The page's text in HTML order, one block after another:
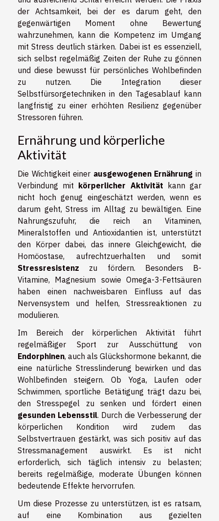
der Achtsamkeit, bei der es darum geht, den
gegenwärtigen Moment ohne Bewertung
wahrzunehmen, kann die Kompetenz im Umgang
mit Stress deutlich stärken. Dabei ist es essenziell,
sich selbst regelmäßig Zeiten der Ruhe zu gönnen
und diese bewusst für persönliches Wohlbefinden
zu nutzen. Die Integration dieser
Selbstfürsorgetechniken in den Tagesablauf kann
langfristig zu einer erhöhten Resilienz gegenüber
Stressoren führen.
Ernährung und körperliche
Aktivität
Die Wichtigkeit einer ausgewogenen Ernährung in
Verbindung mit körperlicher Aktivität kann gar
nicht hoch genug eingeschätzt werden, wenn es
darum geht, Stress im Alltag zu bewältigen. Eine
Nahrungszufuhr, die reich an Vitaminen,
Mineralstoffen und Antioxidantien ist, unterstützt
den Körper dabei, das innere Gleichgewicht, die
Homöostase, aufrechtzuerhalten und somit
Stressresistenz zu fördern. Besonders B-
Vitamine, Magnesium sowie Omega-3-Fettsäuren
haben einen nachweisbaren Einfluss auf das
Nervensystem und helfen, Stressreaktionen zu
modulieren.
Im Bereich der körperlichen Aktivität führt
regelmäßiger Sport zur Ausschüttung von
Endorphinen, auch als Glückshormone bekannt, die
eine natürliche Stresslinderung bewirken und das
Wohlbefinden steigern. Ob Yoga, Laufen oder
Schwimmen, sportliche Betätigung trägt dazu bei,
den Stresspegel zu senken und fördert einen
gesunden Lebensstil. Durch die Verbesserung der
körperlichen Kondition wird zudem das
Selbstvertrauen gestärkt, was sich positiv auf das
Stressmanagement auswirkt. Es ist nicht
erforderlich, sich täglich intensiv zu belasten;
bereits regelmäßige, moderate Übungen können
bedeutende Effekte hervorrufen.
Um diese Prozesse zu unterstützen, ist es ratsam,
auf eine Kombination aus gezielten